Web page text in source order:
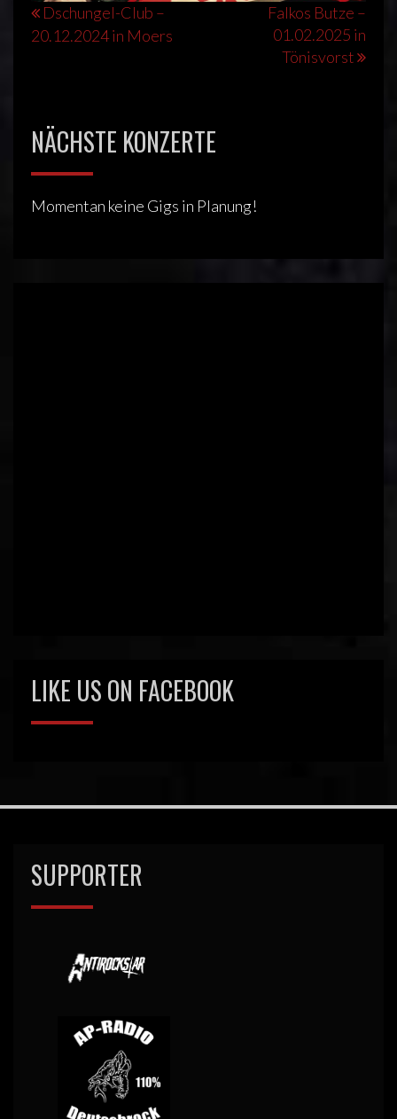
Beitragsnavigation
Dschungel-Club –
20.12.2024 in Moers
Falkos Butze –
01.02.2025 in
Tönisvorst
NÄCHSTE KONZERTE
Momentan keine Gigs in Planung!
LIKE US ON FACEBOOK
SUPPORTER